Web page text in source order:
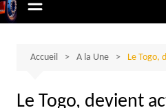
Accueil A la Une Le Togo,
Le Togo, devient